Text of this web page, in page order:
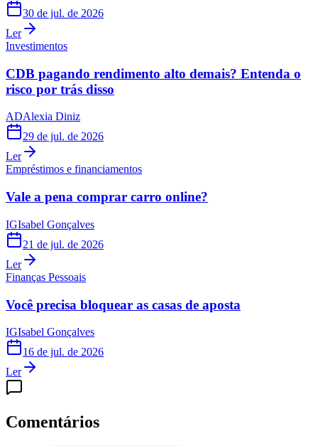
30 de jul. de 2026
Ler
Investimentos
CDB pagando rendimento alto demais? Entenda o
risco por trás disso
ADAlexia Diniz
29 de jul. de 2026
Ler
Empréstimos e financiamentos
Vale a pena comprar carro online?
IGIsabel Gonçalves
21 de jul. de 2026
Ler
Finanças Pessoais
Você precisa bloquear as casas de aposta
IGIsabel Gonçalves
16 de jul. de 2026
Ler
Comentários